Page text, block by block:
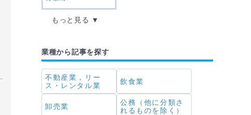
もっと見る
業種から記事を探す
不動産業，リー
ス・レンタル業
飲食業
卸売業
公務（他に分類さ
れるものを除く）